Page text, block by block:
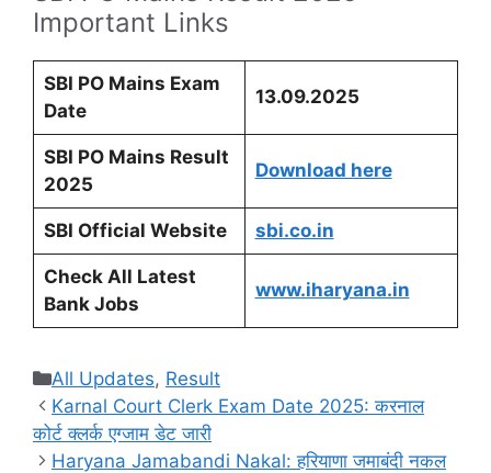
Important Links
SBI PO Mains Exam
Date
13.09.2025
SBI PO Mains Result
2025
Download here
SBI Official Website sbi.co.in
Check All Latest
Bank Jobs
www.iharyana.in
Categories
All Updates, Result
Karnal Court Clerk Exam Date 2025: करनाल
कोर्ट क्लर्क एग्जाम डेट जारी
Haryana Jamabandi Nakal: हरियाणा जमाबंदी नकल